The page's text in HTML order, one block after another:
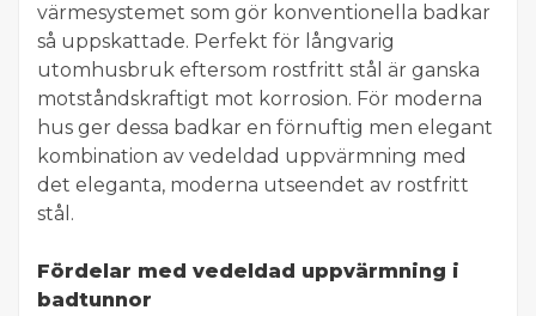
värmesystemet som gör konventionella badkar
så uppskattade. Perfekt för långvarig
utomhusbruk eftersom rostfritt stål är ganska
motståndskraftigt mot korrosion. För moderna
hus ger dessa badkar en förnuftig men elegant
kombination av vedeldad uppvärmning med
det eleganta, moderna utseendet av rostfritt
stål.
Fördelar med vedeldad uppvärmning i
badtunnor